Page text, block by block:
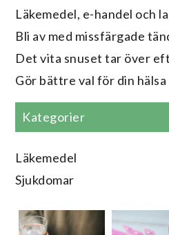
Läkemedel, e-handel och
Bli av med missfärgade
Det vita snuset tar över
Gör bättre val för din hälsa
Kategorier
Läkemedel
Sjukdomar